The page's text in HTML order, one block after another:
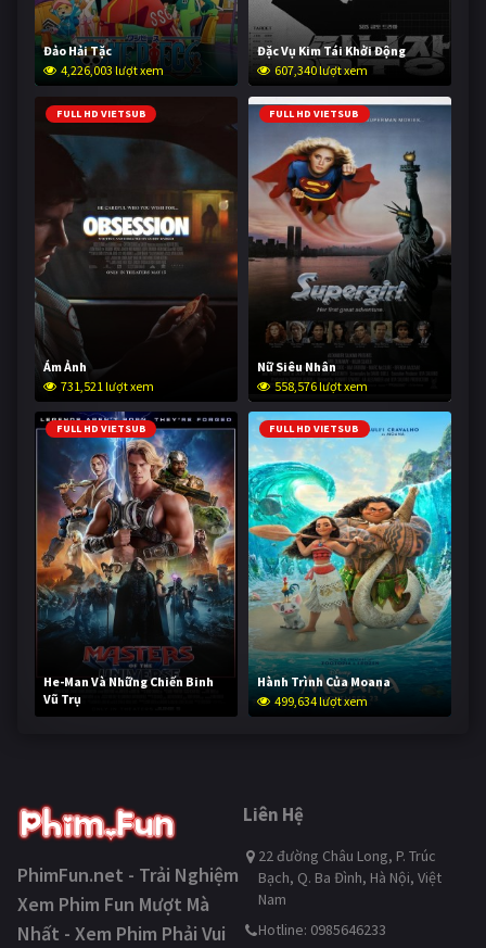
Đảo Hải Tặc
4,226,003 lượt xem
Đặc Vụ Kim Tái Khởi Động
607,340 lượt xem
FULL HD VIETSUB
Ám Ảnh
731,521 lượt xem
FULL HD VIETSUB
Nữ Siêu Nhân
558,576 lượt xem
FULL HD VIETSUB
He-Man Và Những Chiến Binh
Vũ Trụ
249,059 lượt xem
FULL HD VIETSUB
Hành Trình Của Moana
499,634 lượt xem
PhimFun.net - Trải Nghiệm
Xem Phim Fun Mượt Mà
Nhất - Xem Phim Phải Vui
Liên Hệ
22 đường Châu Long, P. Trúc
Bạch, Q. Ba Đình, Hà Nội, Việt
Nam
Hotline: 0985646233